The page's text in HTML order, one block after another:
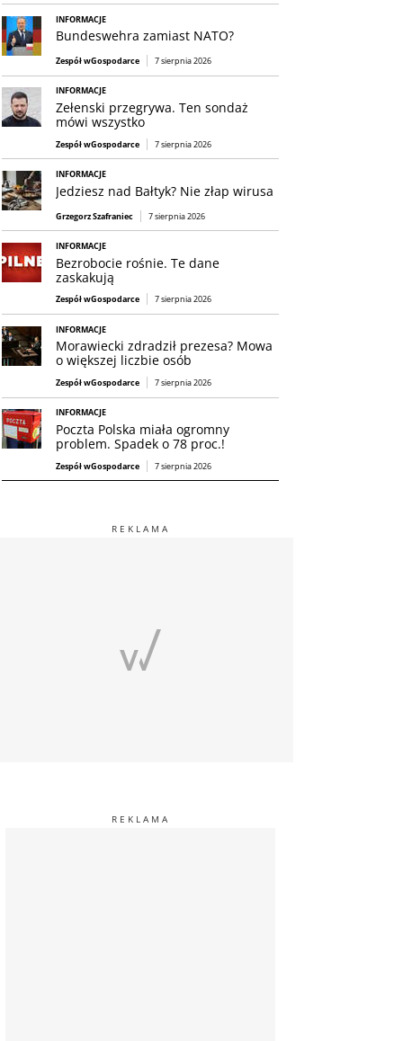
INFORMACJE
Bundeswehra zamiast NATO?
Zespół wGospodarce 7 sierpnia 2026
INFORMACJE
Zełenski przegrywa. Ten sondaż
mówi wszystko
Zespół wGospodarce 7 sierpnia 2026
INFORMACJE
Jedziesz nad Bałtyk? Nie złap wirusa
Grzegorz Szafraniec 7 sierpnia 2026
INFORMACJE
Bezrobocie rośnie. Te dane
zaskakują
Zespół wGospodarce 7 sierpnia 2026
INFORMACJE
Morawiecki zdradził prezesa? Mowa
o większej liczbie osób
Zespół wGospodarce 7 sierpnia 2026
INFORMACJE
Poczta Polska miała ogromny
problem. Spadek o 78 proc.!
Zespół wGospodarce 7 sierpnia 2026